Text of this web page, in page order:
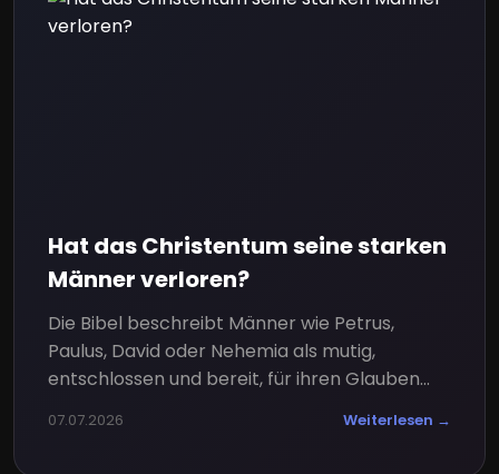
Hat das Christentum seine starken
Männer verloren?
Die Bibel beschreibt Männer wie Petrus,
Paulus, David oder Nehemia als mutig,
entschlossen und bereit, für ihren Glauben...
07.07.2026 Weiterlesen →